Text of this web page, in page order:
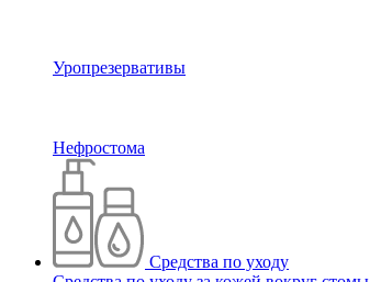
Уропрезервативы
Нефростома
Средства по уходу